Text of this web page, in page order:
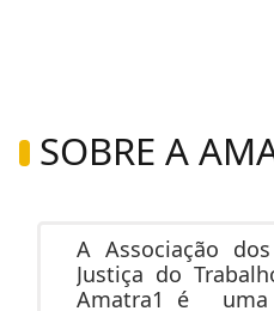
SOBRE A
A Associação
Justiça do
Amatra1 é